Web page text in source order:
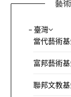
藝
– 臺灣
當代藝術
富邦藝術
聯邦文教